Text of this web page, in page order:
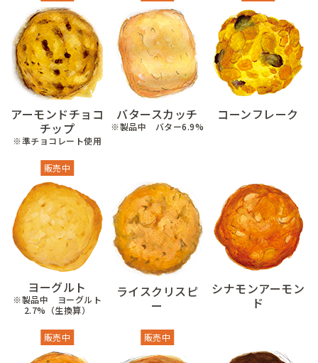
アーモンドチョコ
チップ
※準チョコレート使用
バタースカッチ
※製品中 バター6.9%
コーンフレーク
ヨーグルト
※製品中 ヨーグルト
2.7%（生換算）
販売中
ライスクリスピ
ー
シナモンアーモン
ド
販売中 販売中